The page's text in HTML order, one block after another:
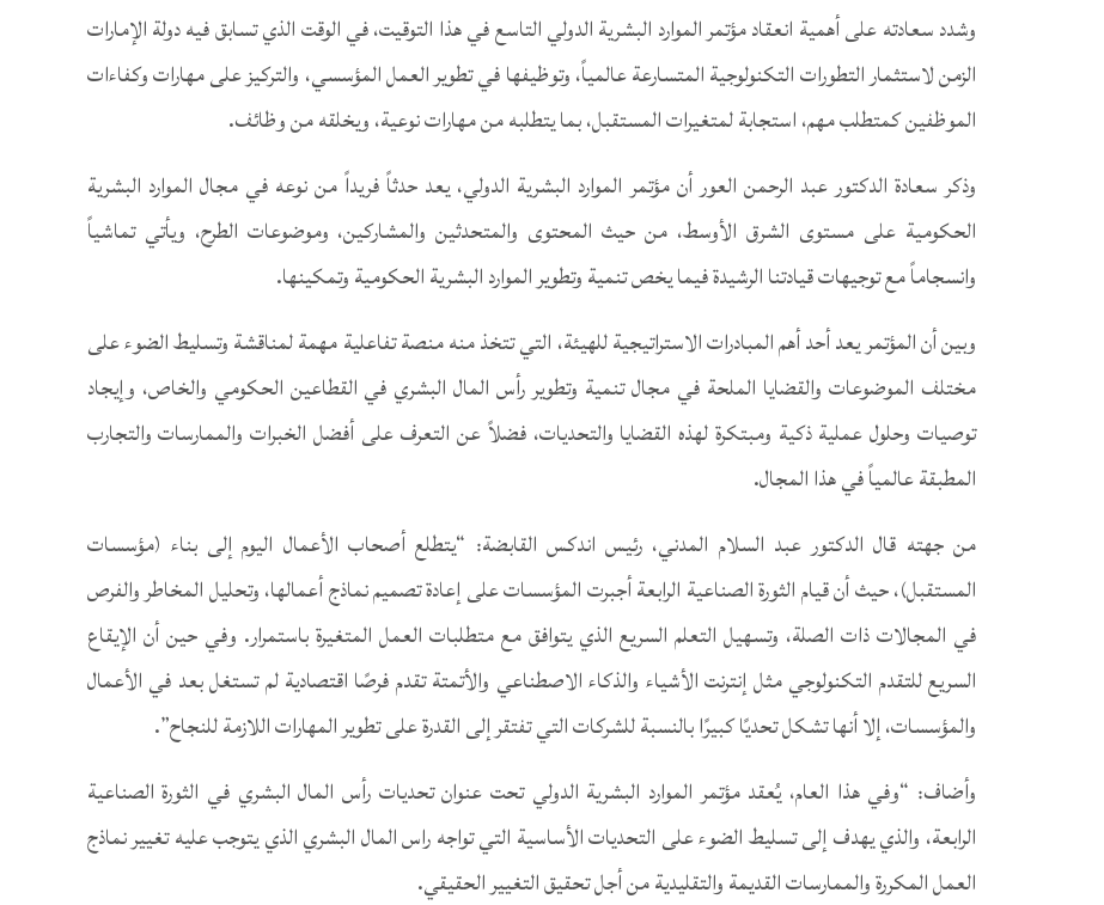
وشدد سعادته على أهمية انعقاد مؤتمر الموارد البشرية الدولي التاسع في هذا التوقيت، في الوقت الذي تسابق فيه دولة الإمارات
الزمن لاستثمار التطورات التكنولوجية المتسارعة عالمياً، وتوظيفها في تطوير العمل المؤسسي، والتركيز على مهارات وكفاءات
الموظفين كمتطلب مهم، استجابة لمتغيرات المستقبل، بما يتطلبه من مهارات نوعية، ويخلقه من وظائف.
وذكر سعادة الدكتور عبد الرحمن العور أن مؤتمر الموارد البشرية الدولي، يعد حدثاً فريداً من نوعه في مجال الموارد البشرية
الحكومية على مستوى الشرق الأوسط، من حيث المحتوى والمتحدثين والمشاركين، وموضوعات الطرح، ويأتي تماشياً
وانسجاماً مع توجيهات قيادتنا الرشيدة فيما يخص تنمية وتطوير الموارد البشرية الحكومية وتمكينها.
وبين أن المؤتمر يعد أحد أهم المبادرات الاستراتيجية للهيئة، التي تتخذ منه منصة تفاعلية مهمة لمناقشة وتسليط الضوء على
مختلف الموضوعات والقضايا الملحة في مجال تنمية وتطوير رأس المال البشري في القطاعين الحكومي والخاص، وإيجاد
توصيات وحلول عملية ذكية ومبتكرة لهذه القضايا والتحديات، فضلاً عن التعرف على أفضل الخبرات والممارسات والتجارب
المطبقة عالمياً في هذا المجال.
من جهته قال الدكتور عبد السلام المدني، رئيس اندكس القابضة: “يتطلع أصحاب الأعمال اليوم إلى بناء (مؤسسات
المستقبل)، حيث أن قيام الثورة الصناعية الرابعة أجبرت المؤسسات على إعادة تصميم نماذج أعمالها، وتحليل المخاطر والفرص
في المجالات ذات الصلة، وتسهيل التعلم السريع الذي يتوافق مع متطلبات العمل المتغيرة باستمرار. وفي حين أن الإيقاع
السريع للتقدم التكنولوجي مثل إنترنت الأشياء والذكاء الاصطناعي والأتمتة تقدم فرصًا اقتصادية لم تستغل بعد في الأعمال
والمؤسسات، إلا أنها تشكل تحديًا كبيرًا بالنسبة للشركات التي تفتقر إلى القدرة على تطوير المهارات اللازمة للنجاح”.
وأضاف: “وفي هذا العام، يُعقد مؤتمر الموارد البشرية الدولي تحت عنوان تحديات رأس المال البشري في الثورة الصناعية
الرابعة، والذي يهدف إلى تسليط الضوء على التحديات الأساسية التي تواجه راس المال البشري الذي يتوجب عليه تغيير نماذج
العمل المكررة والممارسات القديمة والتقليدية من أجل تحقيق التغيير الحقيقي.